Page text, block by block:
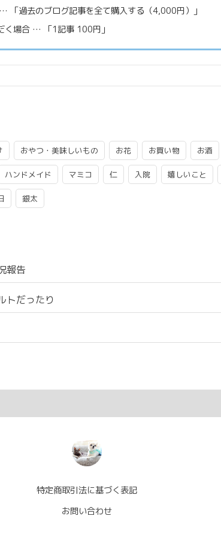
「過去のブログ記事を全て購入する（4,000円）」
く場合 … 「1記事 100円」
おやつ・美味しいもの お花 お買い物 お酒
ハンドメイド マミコ 仁 入院 嬉しいこと
銀太
報告
トだったり
特定商取引法に基づく表記
お問い合わせ